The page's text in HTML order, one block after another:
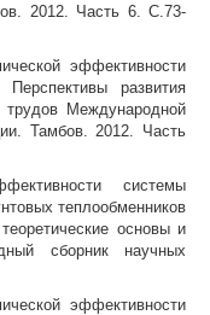
2012. Часть 6. С.73-
эффективности
развития
Международной
Тамбов. 2012. Часть
системы
теплообменников
основы и
сборник научных
эффективности